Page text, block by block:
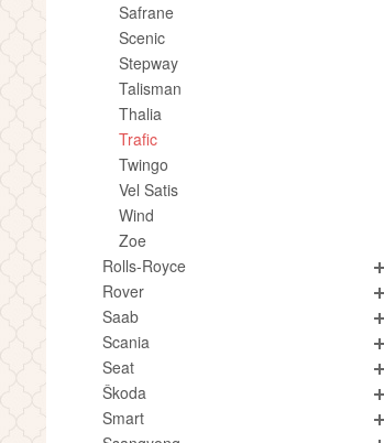
Safrane
Scenic
Stepway
Talisman
Thalia
Trafic
Twingo
Vel Satis
Wind
Zoe
Rolls-Royce
Rover
Saab
Scania
Seat
Škoda
Smart